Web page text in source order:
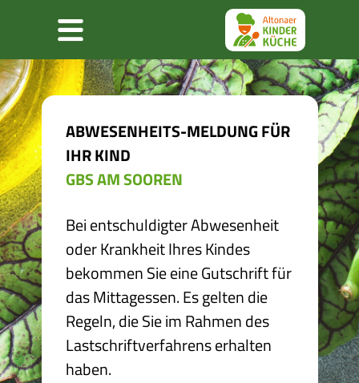
Menu
Abmeldeformular
ABWESENHEITS-MELDUNG FÜR
IHR KIND
GBS AM SOOREN
Bei entschuldigter Abwesenheit
oder Krankheit Ihres Kindes
bekommen Sie eine Gutschrift für
das Mittagessen. Es gelten die
Regeln, die Sie im Rahmen des
Lastschriftverfahrens erhalten
haben.